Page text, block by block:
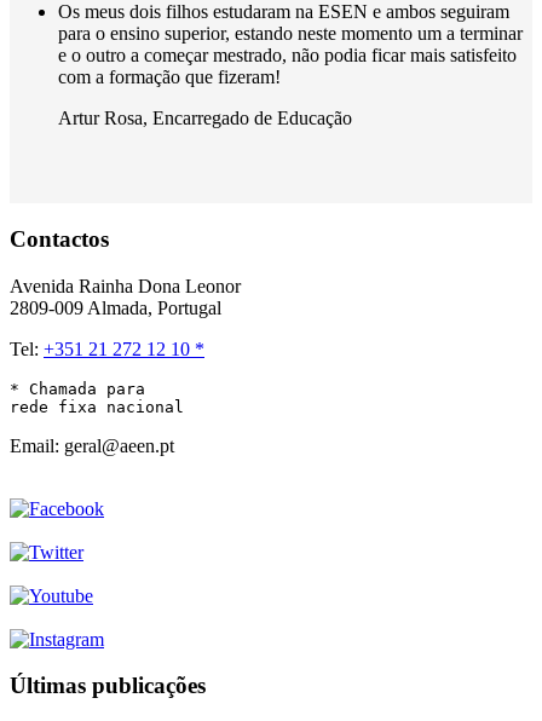
Os meus dois filhos estudaram na ESEN e ambos seguiram
para o ensino superior, estando neste momento um a terminar
e o outro a começar mestrado, não podia ficar mais satisfeito
com a formação que fizeram!
Artur Rosa, Encarregado de Educação
Contactos
Avenida Rainha Dona Leonor
2809-009 Almada, Portugal
Tel: +351 21 272 12 10 *
* Chamada para
rede fixa nacional
Email: geral@aeen.pt
Últimas publicações